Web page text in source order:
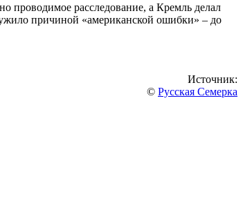
проводимое расследование, а Кремль делал
причиной «американской ошибки» – до
Источник:
© Русская Семерка